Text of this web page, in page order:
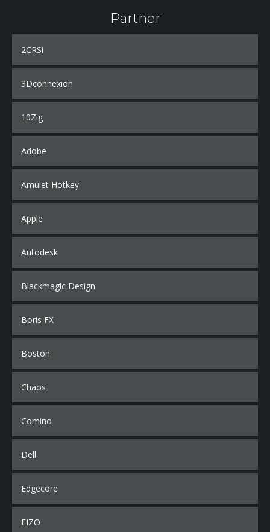
Partner
2CRSi
3Dconnexion
10Zig
Adobe
Amulet Hotkey
Apple
Autodesk
Blackmagic Design
Boris FX
Boston
Chaos
Comino
Dell
Edgecore
EIZO